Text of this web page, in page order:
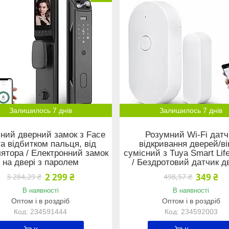
Залишилось 7 днів
дверний замок з Face
відбитком пальця, від
/ Електронний замок
на двері з паролем
3 284,29 ₴ 2 299 ₴
В наявності
Оптом і в роздріб
234591444
Залишилось 7 днів
Розумний Wi-Fi
відкривання дверей/
сумісний з Tuya Smart
/ Бездротовий датчик
498,57 ₴ 349 ₴
В наявності
Оптом і в роздріб
234592003